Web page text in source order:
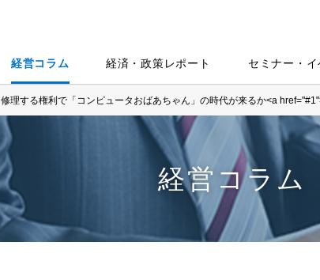
経営コラム 経済・政策レポート セミナー・イ
修理する権利で「コンピュータおばあちゃん」の時代が来るか<a
経営コラム